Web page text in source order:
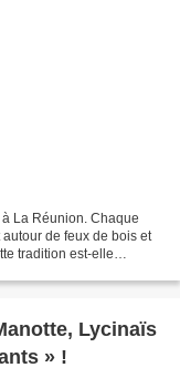
La Réunion. Chaque
de feux de bois et
tradition est-elle
Lycinaïs
» !